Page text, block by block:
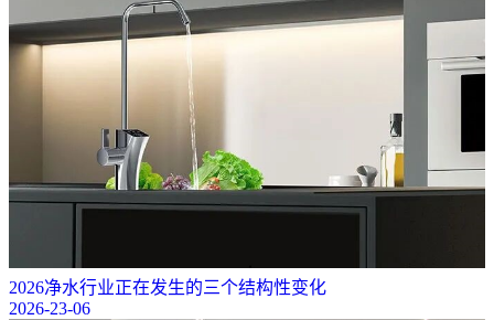
2026净水行业正在发生的三个结构性变化
2026-23-06